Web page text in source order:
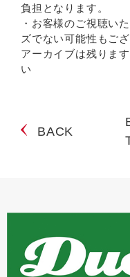
負担となります。
・お客様のご視聴い
ズでない可能性もござ
アーカイブは残りま
い
BACK